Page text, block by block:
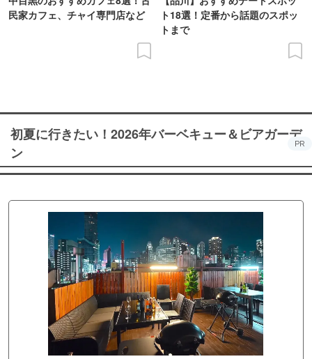
民家カフェ、チャイ専門店など
ト18選！定番から話題のスポッ
トまで
初夏に行きたい！2026年バーベキュー＆ビアガーデ
ン
PR